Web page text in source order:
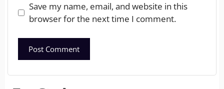
Save my name, email, and website in this
browser for the next time I comment.